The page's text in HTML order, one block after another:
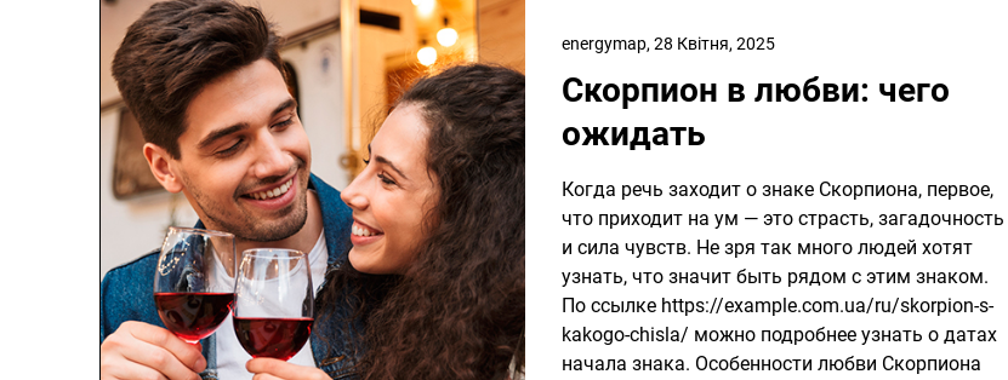
Скорпион в любви: чего
ожидать
energymap, 28 Квітня, 2025
Когда речь заходит о знаке Скорпиона, первое,
что приходит на ум — это страсть, загадочность
и сила чувств. Не зря так много людей хотят
узнать, что значит быть рядом с этим знаком.
По ссылке https://example.com.ua/ru/skorpion-s-
kakogo-chisla/ можно подробнее узнать о датах
начала знака. Особенности любви Скорпиона